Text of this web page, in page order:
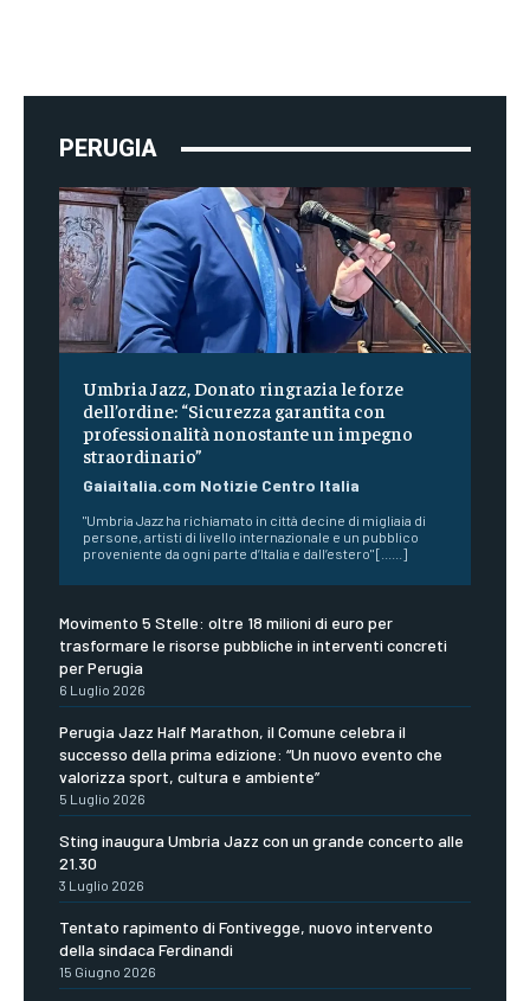
PERUGIA
Umbria Jazz, Donato ringrazia le forze
dell’ordine: “Sicurezza garantita con
professionalità nonostante un impegno
straordinario”
Gaiaitalia.com Notizie Centro Italia
"Umbria Jazz ha richiamato in città decine di migliaia di
persone, artisti di livello internazionale e un pubblico
proveniente da ogni parte d’Italia e dall’estero" [......]
Movimento 5 Stelle: oltre 18 milioni di euro per
trasformare le risorse pubbliche in interventi concreti
per Perugia
6 Luglio 2026
Perugia Jazz Half Marathon, il Comune celebra il
successo della prima edizione: “Un nuovo evento che
valorizza sport, cultura e ambiente”
5 Luglio 2026
Sting inaugura Umbria Jazz con un grande concerto alle
21.30
3 Luglio 2026
Tentato rapimento di Fontivegge, nuovo intervento
della sindaca Ferdinandi
15 Giugno 2026